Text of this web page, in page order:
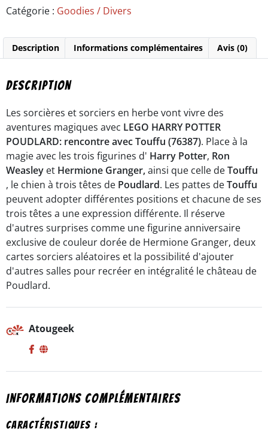
Catégorie : Goodies / Divers
Description Informations complémentaires Avis (0)
Description
Les sorcières et sorciers en herbe vont vivre des
aventures magiques avec LEGO HARRY POTTER
POUDLARD: rencontre avec Touffu (76387). Place à la
magie avec les trois figurines d' Harry Potter, Ron
Weasley et Hermione Granger,ainsi que celle deTouffu
, le chien à trois têtes de Poudlard. Les pattes deTouffu
peuvent adopter différentes positions et chacune de ses
trois têtes a une expression différente. Il réserve
d'autres surprises comme une figurine anniversaire
exclusive de couleur dorée de Hermione Granger, deux
cartes sorciers aléatoires et la possibilité d'ajouter
d'autres salles pour recréer en intégralité le château de
Poudlard.
Atougeek
Informations complémentaires
Caractéristiques :